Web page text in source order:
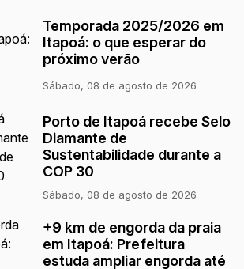
Temporada 2025/2026 em
Itapoá: o que esperar do
próximo verão
Sábado, 08 de agosto de 2026
Porto de Itapoá recebe Selo
Diamante de
Sustentabilidade durante a
COP 30
Sábado, 08 de agosto de 2026
+9 km de engorda da praia
em Itapoá: Prefeitura
estuda ampliar engorda até